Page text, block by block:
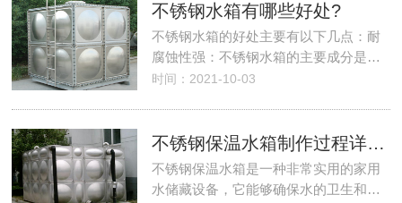
不锈钢水箱有哪些好处?
不锈钢水箱的好处主要有以下几点：耐
腐蚀性强：不锈钢水箱的主要成分是…
时间：2021-10-03
不锈钢保温水箱制作过程详解，了解一下！
不锈钢保温水箱是一种非常实用的家用
水储藏设备，它能够确保水的卫生和…